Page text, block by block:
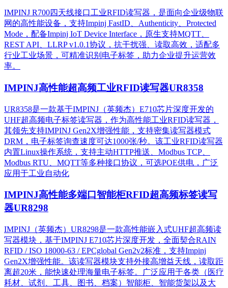
IMPINJ R700四天线接口工业RFID读写器，是面向企业级物联
网的高性能设备，支持Impinj FastID、Authenticity、Protected
Mode，配备Impinj IoT Device Interface，原生支持MQTT、
REST API、LLRP v1.0.1协议，抗干扰强、读取高效，适配多
行业工业场景，可精准识别电子标签，助力企业提升运营效
率。
IMPINJ高性能超高频工业RFID读写器UR8358
UR8358是一款基于IMPINJ（英频杰）E710芯片深度开发的
UHF超高频电子标签读写器，作为高性能工业RFID读写器，
其领先支持IMPINJ Gen2X增强性能，支持密集读写器模式
DRM，电子标签询查速度可达1000张/秒。该工业RFID读写器
内置Linux操作系统，支持主动HTTP推送、Modbus TCP、
Modbus RTU、MQTT等多种接口协议，可选POE供电，广泛
应用于工业自动化
IMPINJ高性能多端口智能柜RFID超高频标签读写
器UR8298
IMPINJ（英频杰）UR8298是一款高性能嵌入式UHF超高频读
写器模块，基于IMPINJ E710芯片深度开发，全面契合RAIN
RFID / ISO 18000-63 / EPCglobal Gen2v2标准，支持Impinj
Gen2X增强性能。该读写器模块支持外接高增益天线，读取距
离超20米，能快速处理海量电子标签。广泛应用于各类（医疗
耗材、试剂、工具、图书、档案）智能柜、智能货架以及大